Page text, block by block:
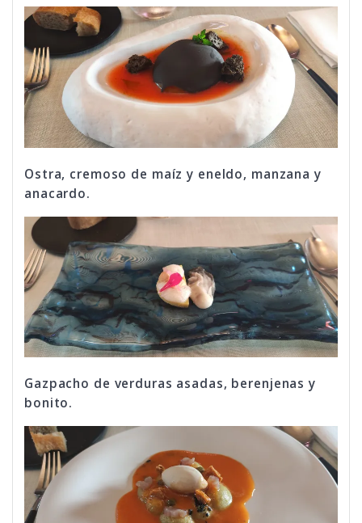
Ostra, cremoso de maíz y eneldo, manzana y
anacardo.
Gazpacho de verduras asadas, berenjenas y
bonito.